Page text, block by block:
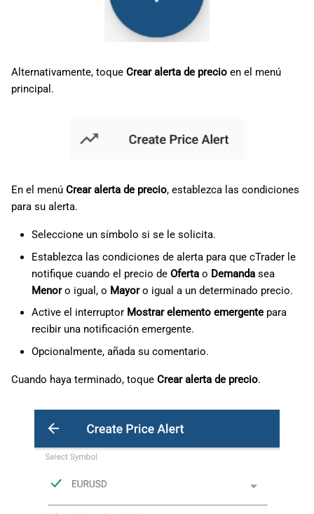
Alternativamente, toque Crear alerta de precio en el menú
principal.
En el menú Crear alerta de precio, establezca las condiciones
para su alerta.
Seleccione un símbolo si se le solicita.
Establezca las condiciones de alerta para que cTrader le
notifique cuando el precio de Ofertao Demandasea
Menoro igual, o Mayoro igual a un determinado precio.
Active el interruptor Mostrar elemento emergentepara
recibir una notificación emergente.
Opcionalmente, añada su comentario.
Cuando haya terminado, toque Crear alerta de precio.